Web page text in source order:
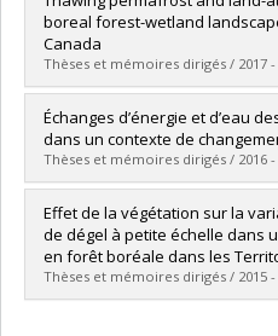
Cycle : Master's
Grade :
Lien vers le document dans
boreal forest-wetland
Canada
Thèses et mémoires dirigés / 2017 -
Graduate :Helbig, Manuel
Cycle :Doctoral
Grade :Ph. D.
Lien vers le document dans
Échanges d’énergie et d’eau
dans un contexte de
Thèses et mémoires dirigés / 2016 -
Graduate :Payette, Fanny
Cycle :Master's
Grade :M. Sc.
Lien vers le document dans
Effet de la végétation sur la
de dégel à petite échelle dans
en forêt boréale dans les
Thèses et mémoires dirigés / 2015 -